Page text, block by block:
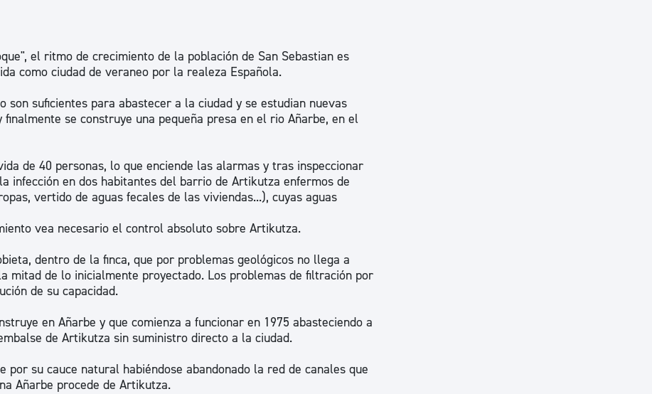
el ritmo de crecimiento de la población de San Sebastian es
como ciudad de veraneo por la realeza Española.
son suficientes para abastecer a la ciudad y se estudian nuevas
se construye una pequeña presa en el rio Añarbe, en el
de 40 personas, lo que enciende las alarmas y tras inspeccionar
infección en dos habitantes del barrio de Artikutza enfermos de
vertido de aguas fecales de las viviendas...), cuyas aguas
vea necesario el control absoluto sobre Artikutza.
dentro de la finca, que por problemas geológicos no llega a
mitad de lo inicialmente proyectado. Los problemas de filtración por
de su capacidad.
en Añarbe y que comienza a funcionar en 1975 abasteciendo a
de Artikutza sin suministro directo a la ciudad.
su cauce natural habiéndose abandonado la red de canales que
Añarbe procede de Artikutza.